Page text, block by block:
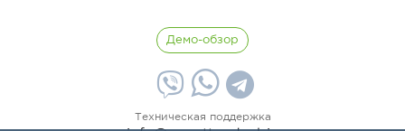
Техническая поддержка
Демо-обзор